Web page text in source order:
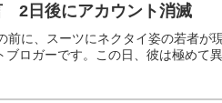
2日後にアカウント消滅
に、スーツにネクタイ姿の若者が
ブロガーです。この日、彼は極めて